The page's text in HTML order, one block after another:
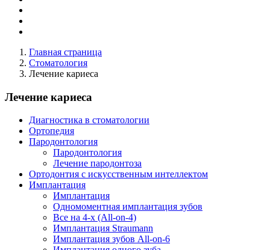
Главная страница
Стоматология
Лечение кариеса
Лечение кариеса
Диагностика в стоматологии
Ортопедия
Пародонтология
Пародонтология
Лечение пародонтоза
Ортодонтия с искусственным интеллектом
Имплантация
Имплантация
Одномоментная имплантация зубов
Все на 4-х (All-on-4)
Имплантация Straumann
Имплантация зубов All-on-6